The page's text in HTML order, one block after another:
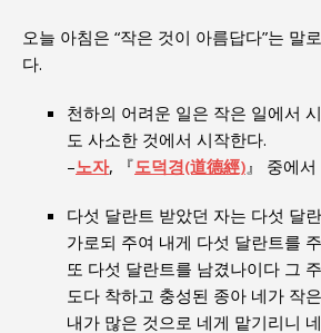
오늘 아침은 “작은 것이 아름답다”는 말
다.
천하의 어려운 일은 작은 일에서
도 사소한 것에서 시작한다.
–노자, 『도덕경(道德經) 』 중에서
다섯 달란트 받았던 자는 다섯 달
가로되 주여 내게 다섯 달란트를
또 다섯 달란트를 남겼나이다 그
도다 착하고 충성된 종아 네가 작
내가 많은 것으로 네게 맡기리니